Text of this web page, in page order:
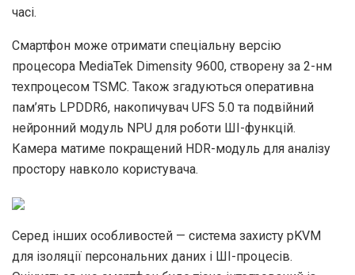
часі.
Смартфон може отримати спеціальну версію
процесора MediaTek Dimensity 9600, створену за 2-нм
техпроцесом TSMC. Також згадуються оперативна
пам’ять LPDDR6, накопичувач UFS 5.0 та подвійний
нейронний модуль NPU для роботи ШI-функцій.
Камера матиме покращений HDR-модуль для аналізу
простору навколо користувача.
Серед інших особливостей — система захисту pKVM
для ізоляції персональних даних і ШI-процесів.